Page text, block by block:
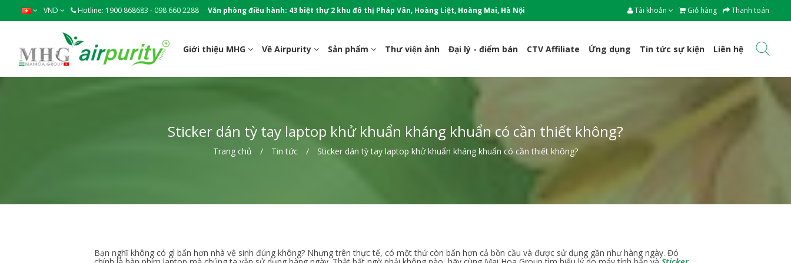
VND Hotline: 1900 868683 - 098 660 2288 Văn phòng điều hành: 43 biệt thự 2 khu đô thị Pháp Vân, Hoàng Liệt, Hoàng Mai, Hà Nội Tài khoản Giỏ hàng Thanh toán
Giới thiệu MHG Về Airpurity Sản phẩm Thư viện ảnh Đại lý - điểm bán CTV Affiliate Ứng dụng Tin tức sự kiện Liên hệ
Sticker dán tỳ tay laptop khử khuẩn kháng khuẩn có cần thiết không?
Trang chủ Tin tức Sticker dán tỳ tay laptop khử khuẩn kháng khuẩn có cần thiết không?
Bạn nghĩ không có gì bẩn hơn nhà vệ sinh đúng không? Nhưng trên thực tế, có một thứ còn bẩn hơn cả bồn cầu và được sử dụng gần như hàng ngày. Đó